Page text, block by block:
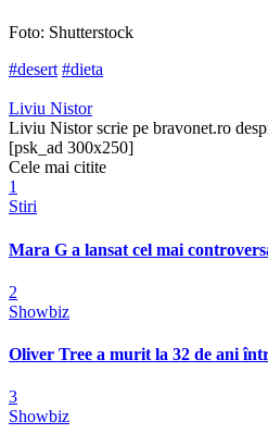
Foto: Shutterstock
#desert #dieta
Liviu Nistor
Liviu Nistor scrie pe bravonet.ro
[psk_ad 300x250]
Cele mai citite
1
Stiri
Mara G a lansat cel mai
2
Showbiz
Oliver Tree a murit la 32 de ani
3
Showbiz